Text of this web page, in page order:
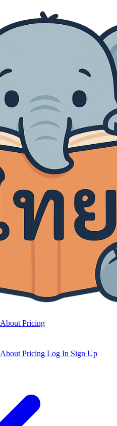
About Pricing
About Pricing Log In Sign Up